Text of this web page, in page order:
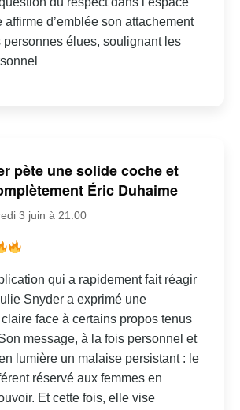
d’emblée son attachement
personnes élues, soulignant les
pète une solide coche et
Éric Duhaime
3 juin à 21:00
qui a rapidement fait réagir
Snyder a exprimé une
face à certains propos tenus
message, à la fois personnel et
lumière un malaise persistant : le
réservé aux femmes en
Et cette fois, elle vise